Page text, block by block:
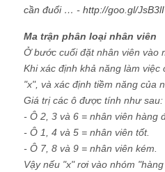
cần đuổi … - http://goo.gl/JsB3lI
Ma trận phân loại nhân viên
Ở bước cuối đặt nhân viên vào
Khi xác định khả năng làm
"x", và xác định tiềm năng của
Giá trị các ô được tính như sau:
- Ô 2, 3 và 6 = nhân viên hàng
- Ô 1, 4 và 5 = nhân viên tốt.
- Ô 7, 8 và 9 = nhân viên kém.
Vậy nếu "x" rơi vào nhóm